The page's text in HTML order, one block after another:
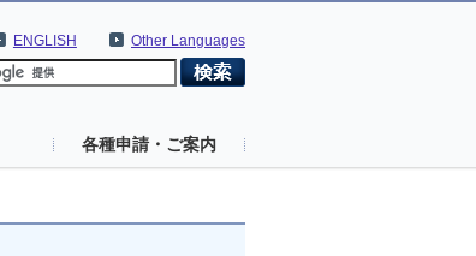
Other Languages
ENGLISH
各種申請・ご案内